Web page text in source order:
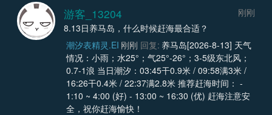
游客_13204
刚刚
8.13日养马岛，什么时候赶海最合适？
潮汐表精灵.EI 刚刚 回复: 养马岛[2026-8-13] 天气
情况：小雨；水25°；气25°-26°；3-5级东北风；
0.7-1浪 当日潮汐：03:45干0.9米 / 09:58满3米 /
16:26干0.4米 / 22:37满2.8米 推荐赶海时间： -
1:10 ~ 4:00 (好) - 13:00 ~ 16:30 (优) 赶海注意安
全，祝你赶海愉快！